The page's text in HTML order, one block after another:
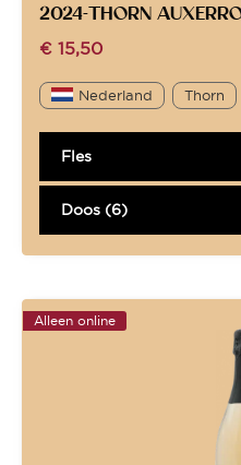
2024-THORN
€ 15,50
Nederland Thorn
Fles
Doos (6)
Alleen online